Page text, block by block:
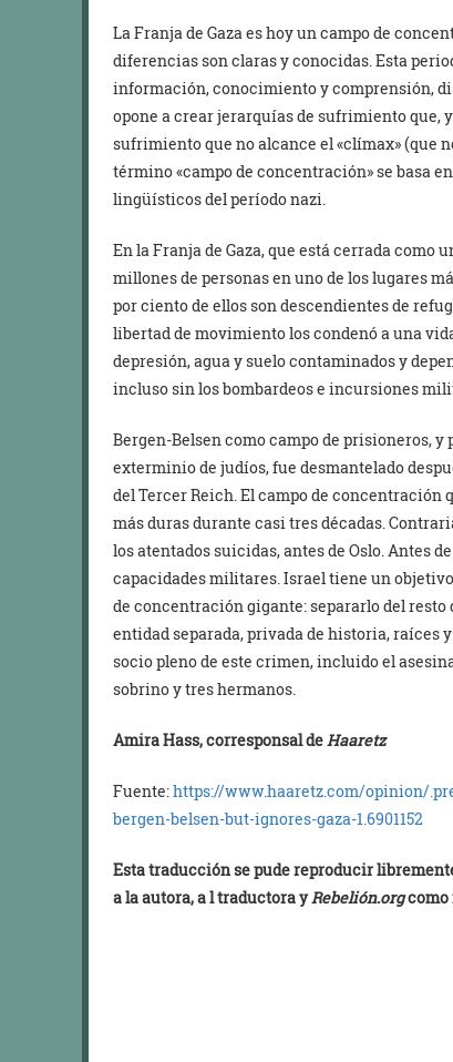
La Franja de Gaza es hoy un campo de
diferencias son claras y conocidas. Esta
información, conocimiento y comprensión,
opone a crear jerarquías de sufrimiento que,
sufrimiento que no alcance el «clímax» (que
término «campo de concentración» se basa
lingüísticos del período nazi.
En la Franja de Gaza, que está cerrada como
millones de personas en uno de los lugares
por ciento de ellos son descendientes de
libertad de movimiento los condenó a una
depresión, agua y suelo contaminados y
incluso sin los bombardeos e incursiones
Bergen-Belsen como campo de prisioneros,
exterminio de judíos, fue desmantelado
del Tercer Reich. El campo de concentración
más duras durante casi tres décadas.
los atentados suicidas, antes de Oslo. Antes
capacidades militares. Israel tiene un
de concentración gigante: separarlo del
entidad separada, privada de historia, raíces
socio pleno de este crimen, incluido el
sobrino y tres hermanos.
Amira Hass, corresponsal deHaaretz
Fuente:https://www.haaretz.com/opinion/
bergen-belsen-but-ignores-gaza-1.6901152
Esta traducción se pude reproducir
a la autora, a l traductora yRebelión.orgcomo